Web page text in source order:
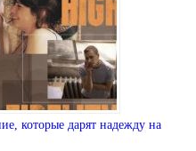
которые дарят надежду на